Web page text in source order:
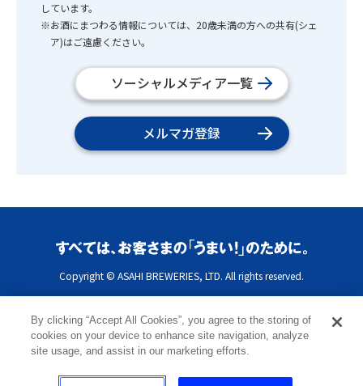
しています。
※お酒にまつわる情報については、20歳未満の方への共有(シェ
ア)はご遠慮ください。
ソーシャルメディア一覧
メルマガ登録
Copyright © ASAHI BREWERIES, LTD. All rights reserved.
By clicking “Accept All Cookies”, you agree to the storing of
cookies on your device to enhance site navigation, analyze
site usage, and assist in our marketing efforts.